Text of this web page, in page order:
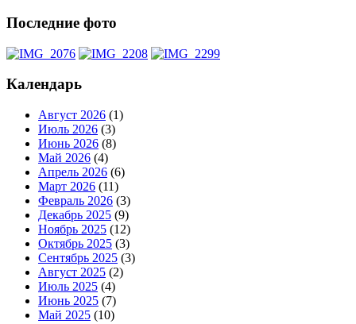
Последние фото
Календарь
Август 2026 (1)
Июль 2026 (3)
Июнь 2026 (8)
Май 2026 (4)
Апрель 2026 (6)
Март 2026 (11)
Февраль 2026 (3)
Декабрь 2025 (9)
Ноябрь 2025 (12)
Октябрь 2025 (3)
Сентябрь 2025 (3)
Август 2025 (2)
Июль 2025 (4)
Июнь 2025 (7)
Май 2025 (10)